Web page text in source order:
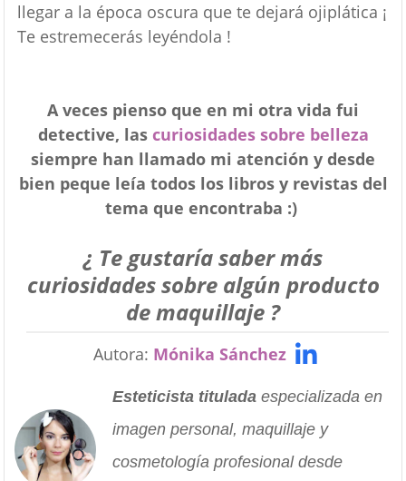
llegar a la época oscura que te dejará ojiplática ¡
Te estremecerás leyéndola !
A veces pienso que en mi otra vida fui
detective, las curiosidades sobre belleza
siempre han llamado mi atención y desde
bien peque leía todos los libros y revistas del
tema que encontraba :)
¿ Te gustaría saber más
curiosidades sobre algún producto
de maquillaje ?
Autora: Mónika Sánchez
Esteticista tituladaespecializada en
imagen personal, maquillaje y
cosmetología profesional desde